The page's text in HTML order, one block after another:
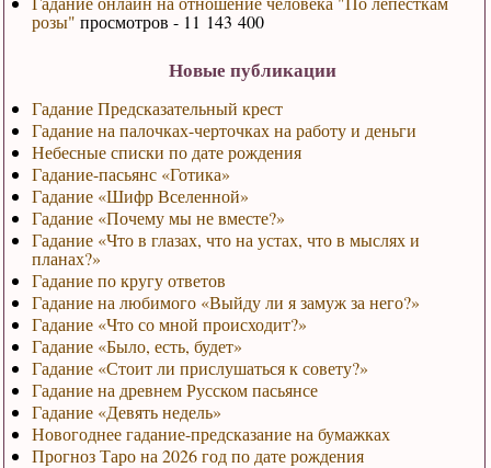
розы" просмотров - 11 143 400
Новые публикации
Гадание Предсказательный крест
Гадание на палочках-черточках на работу и деньги
Небесные списки по дате рождения
Гадание-пасьянс «Готика»
Гадание «Шифр Вселенной»
Гадание «Почему мы не вместе?»
Гадание «Что в глазах, что на устах, что в мыслях и
планах?»
Гадание по кругу ответов
Гадание на любимого «Выйду ли я замуж за него?»
Гадание «Что со мной происходит?»
Гадание «Было, есть, будет»
Гадание «Стоит ли прислушаться к совету?»
Гадание на древнем Русском пасьянсе
Гадание «Девять недель»
Новогоднее гадание-предсказание на бумажках
Прогноз Таро на 2026 год по дате рождения